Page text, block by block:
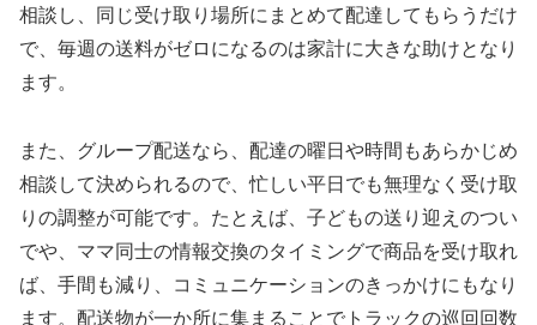
相談し、同じ受け取り場所にまとめて配達してもらうだけ
で、毎週の送料がゼロになるのは家計に大きな助けとなり
ます。
また、グループ配送なら、配達の曜日や時間もあらかじめ
相談して決められるので、忙しい平日でも無理なく受け取
りの調整が可能です。たとえば、子どもの送り迎えのつい
でや、ママ同士の情報交換のタイミングで商品を受け取れ
ば、手間も減り、コミュニケーションのきっかけにもなり
ます。配送物が一か所に集まることでトラックの巡回回数